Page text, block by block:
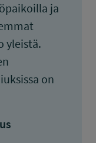
ja
yleistä.
on